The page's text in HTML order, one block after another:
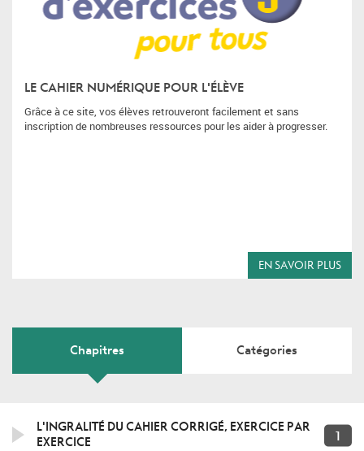
LE CAHIER NUMÉRIQUE POUR L'ÉLÈVE
Grâce à ce site, vos élèves retrouveront facilement et sans
inscription de nombreuses ressources pour les aider à progresser.
EN SAVOIR PLUS
Chapitres Catégories
L'INGRALITÉ DU CAHIER CORRIGÉ, EXERCICE PAR
EXERCICE
1